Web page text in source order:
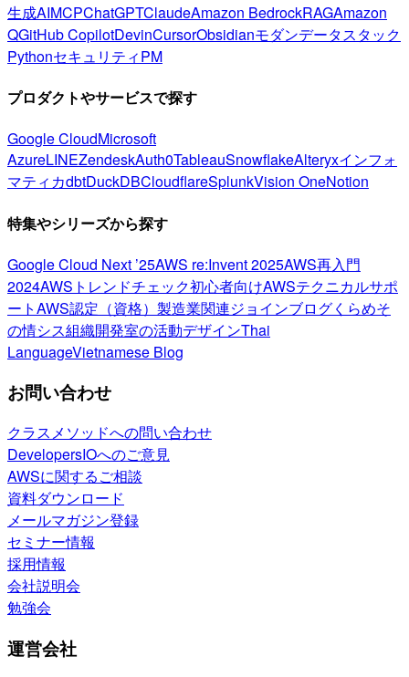
生成AIMCPChatGPTClaudeAmazon BedrockRAGAmazon
QGitHub CopilotDevinCursorObsidianモダンデータスタック
PythonセキュリティPM
プロダクトやサービスで探す
Google CloudMicrosoft
AzureLINEZendeskAuth0TableauSnowflakeAlteryxインフォ
マティカdbtDuckDBCloudflareSplunkVision OneNotion
特集やシリーズから探す
Google Cloud Next ’25AWS re:Invent 2025AWS再入門
2024AWSトレンドチェック初心者向けAWSテクニカルサポ
ートAWS認定（資格） 製造業関連ジョインブログくらめそ
の情シス組織開発室の活動デザインThai
LanguageVietnamese Blog
お問い合わせ
クラスメソッドへの問い合わせ
DevelopersIOへのご意見
AWSに関するご相談
資料ダウンロード
メールマガジン登録
セミナー情報
採用情報
会社説明会
勉強会
運営会社